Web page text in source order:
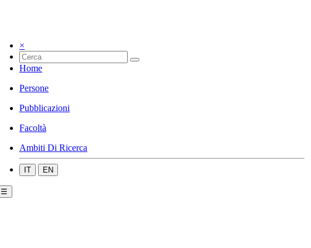
×
Home
Persone
Pubblicazioni
Facoltà
Ambiti Di Ricerca
IT EN
☰